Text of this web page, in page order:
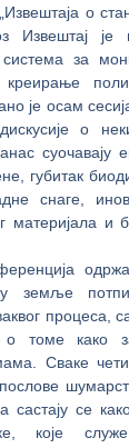
о
Извештај је
за
је осам
о
суочавају
губитак
снаге,
материјала и
земље
процеса,
о томе
Сваке
састају се
које